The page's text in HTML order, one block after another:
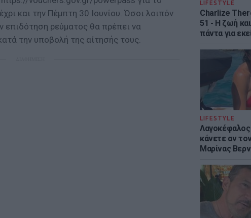
LIFESTYLE
Charlize
51 - H ζωή
πάντα για
LIFESTYLE
Λαγοκέφαλος
κάνετε αν
Μαρίνας
και την Πέμπτη 30 Ιουνίου. Όσοι λοιπόν
επιδότηση ρεύματος θα πρέπει να
την υποβολή της αίτησής τους.